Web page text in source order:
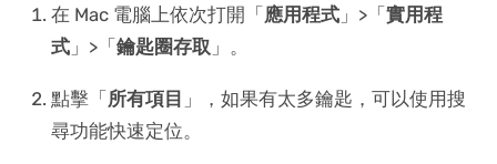
在 Mac 電腦上依次打開「應用程式 」>「實用程
式 」>「鑰匙圈存取 」。
點擊「所有項目 」，如果有太多鑰匙，可以使用搜
尋功能快速定位。